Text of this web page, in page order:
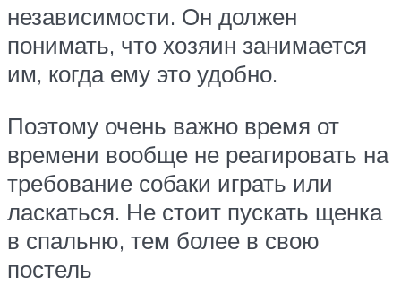
независимости. Он должен
понимать, что хозяин занимается
им, когда ему это удобно.
Поэтому очень важно время от
времени вообще не реагировать на
требование собаки играть или
ласкаться. Не стоит пускать щенка
в спальню, тем более в свою
постель